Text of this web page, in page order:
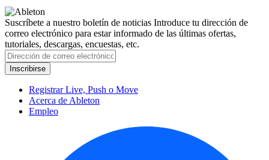
Suscríbete a nuestro boletín de noticias Introduce tu dirección de
correo electrónico para estar informado de las últimas ofertas,
tutoriales, descargas, encuestas, etc.
Registrar Live, Push o Move
Acerca de Ableton
Empleo